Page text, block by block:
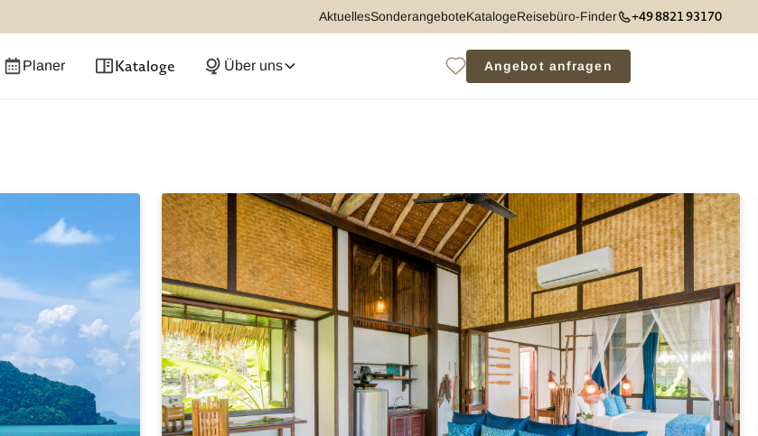
AktuellesSonderangeboteKatalogeReisebüro-Finder +49 8821 93170
Planer Kataloge Über uns Angebot anfragen